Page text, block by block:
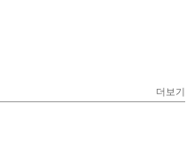
더보기